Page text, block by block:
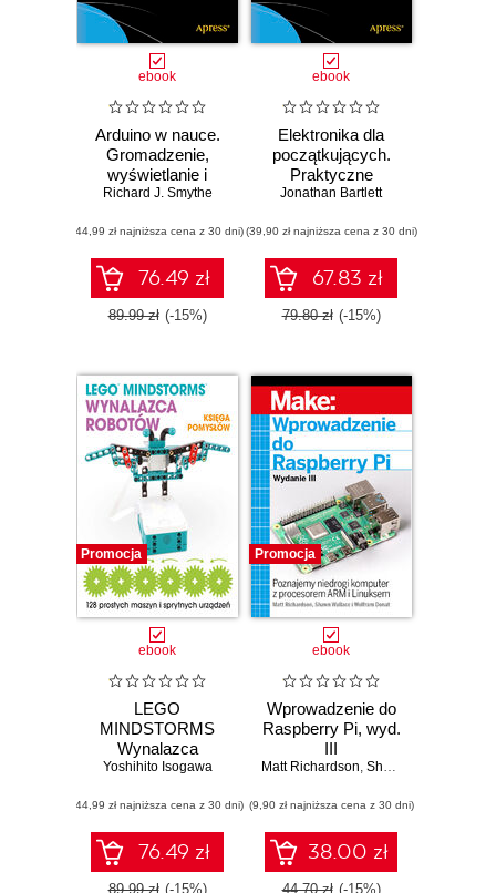
ebook
Arduino w nauce.
Gromadzenie,
wyświetlanie i
przetwarzanie
czujników
Richard J. Smythe
(44,99 zł najniższa cena z 30 dni)
76.49 zł
89.99 zł (-15%)
ebook
Elektronika dla
początkujących.
Praktyczne
wprowadzenie do
obwodów i
mikrokontrolerów
Jonathan Bartlett
(39,90 zł najniższa cena z 30 dni)
67.83 zł
79.80 zł (-15%)
Promocja
ebook
LEGO
MINDSTORMS
Wynalazca
Robotów - Księga
Yoshihito Isogawa
(44,99 zł najniższa cena z 30 dni)
76.49 zł
89.99 zł (-15%)
Promocja
ebook
Wprowadzenie do
Raspberry Pi, wyd.
III
Matt Richardson, Shawn Wallace
(9,90 zł najniższa cena z 30 dni)
38.00 zł
44.70 zł (-15%)